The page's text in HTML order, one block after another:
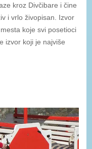
kroz Divčibare i čine
i vrlo živopisan. Izvor
koje svi posetioci
izvor koji je najviše